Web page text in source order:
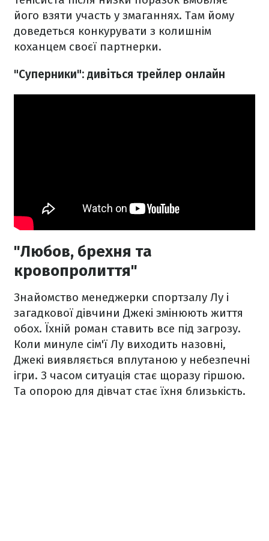
його взяти участь у змаганнях. Там йому
доведеться конкурувати з колишнім
коханцем своєї партнерки.
"Суперники": дивіться трейлер онлайн
"Любов, брехня та
кровопролиття"
Знайомство менеджерки спортзалу Лу і
загадкової дівчини Джекі змінюють життя
обох. Їхній роман ставить все під загрозу.
Коли минуле сім'ї Лу виходить назовні,
Джекі виявляється вплутаною у небезпечні
ігри. З часом ситуація стає щоразу гіршою.
Та опорою для дівчат стає їхня близькість.